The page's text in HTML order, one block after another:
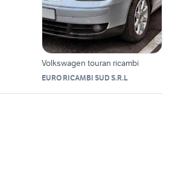
Volkswagen touran ricambi
EURO RICAMBI SUD S.R.L